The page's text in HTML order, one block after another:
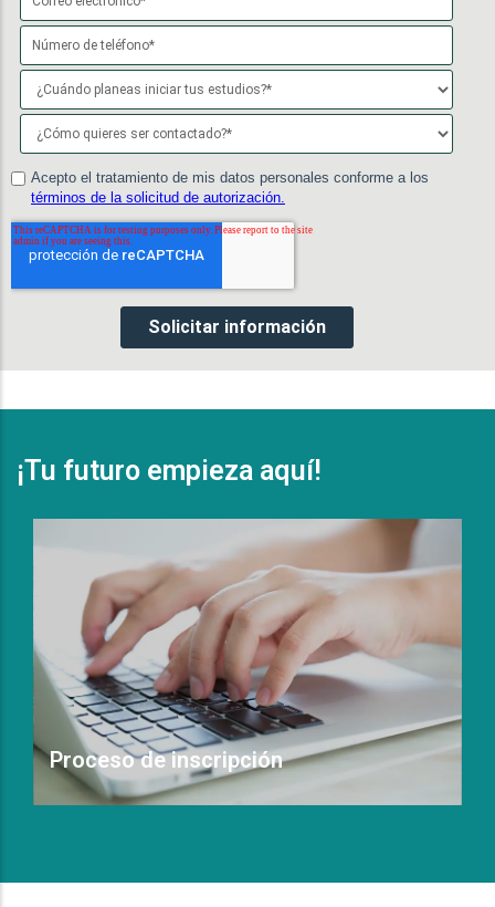
¡Tu futuro empieza aquí!
Proceso de inscripción